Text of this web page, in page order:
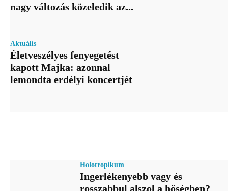
nagy változás közeledik az...
Aktuális
Életveszélyes fenyegetést
kapott Majka: azonnal
lemondta erdélyi koncertjét
Holotropikum
Ingerlékenyebb vagy és
rosszabbul alszol a hőségben?